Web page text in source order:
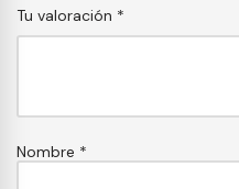
Tu valoración *
Nombre *